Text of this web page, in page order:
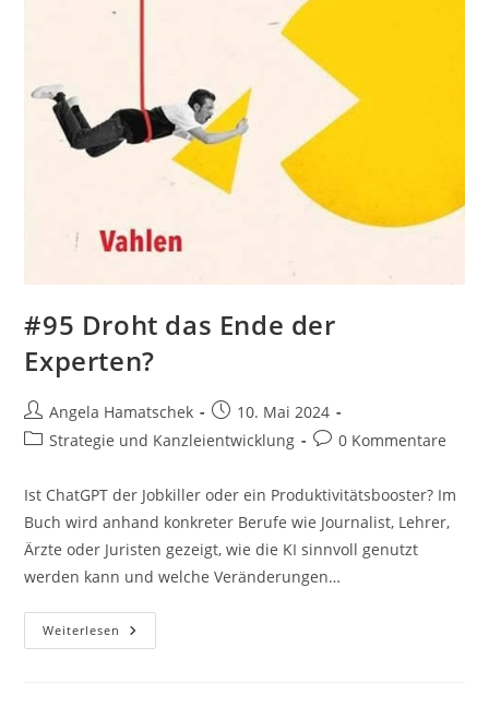
#95 Droht das Ende der
Experten?
Beitrags-
Autor:
Angela Hamatschek
Beitrag
veröffentlicht:
10. Mai 2024
Beitrags-
Strategie und Kanzleientwicklung
Beitrags-
0 Kommentare
Ist ChatGPT der Jobkiller oder ein Produktivitätsbooster? Im
Buch wird anhand konkreter Berufe wie Journalist, Lehrer,
Ärzte oder Juristen gezeigt, wie die KI sinnvoll genutzt
werden kann und welche Veränderungen…
Weiterlesen #95
Droht